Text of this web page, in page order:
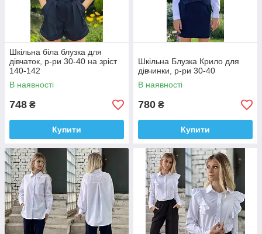
Шкільна біла блузка для
дівчаток, р-ри 30-40 на зріст
140-142
В наявності
748 ₴
Купити
Шкільна Блузка Крило для
дівчинки, р-ри 30-40
В наявності
780 ₴
Купити